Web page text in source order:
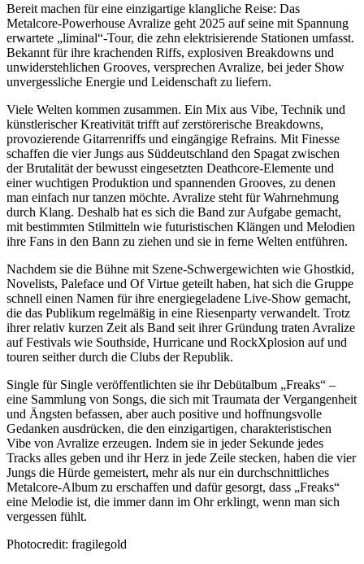
Bereit machen für eine einzigartige klangliche Reise: Das
Metalcore-Powerhouse Avralize geht 2025 auf seine mit Spannung
erwartete „liminal“-Tour, die zehn elektrisierende Stationen umfasst.
Bekannt für ihre krachenden Riffs, explosiven Breakdowns und
unwiderstehlichen Grooves, versprechen Avralize, bei jeder Show
unvergessliche Energie und Leidenschaft zu liefern.
Viele Welten kommen zusammen. Ein Mix aus Vibe, Technik und
künstlerischer Kreativität trifft auf zerstörerische Breakdowns,
provozierende Gitarrenriffs und eingängige Refrains. Mit Finesse
schaffen die vier Jungs aus Süddeutschland den Spagat zwischen
der Brutalität der bewusst eingesetzten Deathcore-Elemente und
einer wuchtigen Produktion und spannenden Grooves, zu denen
man einfach nur tanzen möchte. Avralize steht für Wahrnehmung
durch Klang. Deshalb hat es sich die Band zur Aufgabe gemacht,
mit bestimmten Stilmitteln wie futuristischen Klängen und Melodien
ihre Fans in den Bann zu ziehen und sie in ferne Welten entführen.
Nachdem sie die Bühne mit Szene-Schwergewichten wie Ghostkid,
Novelists, Paleface und Of Virtue geteilt haben, hat sich die Gruppe
schnell einen Namen für ihre energiegeladene Live-Show gemacht,
die das Publikum regelmäßig in eine Riesenparty verwandelt. Trotz
ihrer relativ kurzen Zeit als Band seit ihrer Gründung traten Avralize
auf Festivals wie Southside, Hurricane und RockXplosion auf und
touren seither durch die Clubs der Republik.
Single für Single veröffentlichten sie ihr Debütalbum „Freaks“ –
eine Sammlung von Songs, die sich mit Traumata der Vergangenheit
und Ängsten befassen, aber auch positive und hoffnungsvolle
Gedanken ausdrücken, die den einzigartigen, charakteristischen
Vibe von Avralize erzeugen. Indem sie in jeder Sekunde jedes
Tracks alles geben und ihr Herz in jede Zeile stecken, haben die vier
Jungs die Hürde gemeistert, mehr als nur ein durchschnittliches
Metalcore-Album zu erschaffen und dafür gesorgt, dass „Freaks“
eine Melodie ist, die immer dann im Ohr erklingt, wenn man sich
vergessen fühlt.
Photocredit: fragilegold